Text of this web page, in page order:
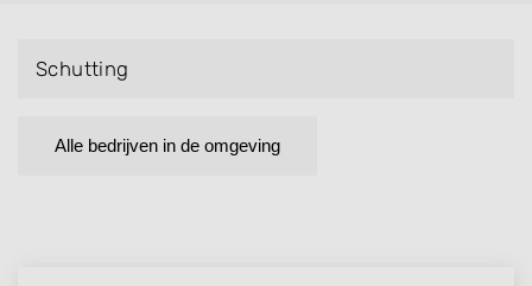
Schutting
Alle bedrijven in de omgeving